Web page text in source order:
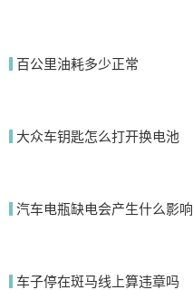
百公里油耗多少正常
大众车钥匙怎么打开换电池
汽车电瓶缺电会产生什么影响
车子停在斑马线上算违章吗